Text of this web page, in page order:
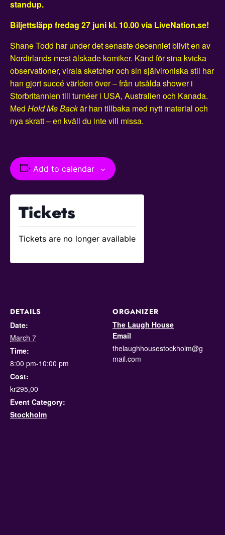
standup.
Biljettsläpp fredag 27 juni kl. 10.00 via LiveNation.se!
Shane Todd har under det senaste decenniet blivit en av
Nordirlands mest älskade komiker. Känd för sina kvicka
observationer, virala sketcher och sin självironiska stil har
han gjort succé världen över – från utsålda shower i
Storbritannien till turnéer i USA, Australien och Kanada.
Med Hold Me Backär han tillbaka med nytt material och
nya skratt – en kväll du inte vill missa.
Add to calendar
DETAILS
Date:
March 7
Time:
8:00 pm-10:00 pm
Cost:
kr295,00
Event Category:
Stockholm
ORGANIZER
The Laugh House
Email
thelaughhousestockholm@g
mail.com
Tickets
Tickets are no longer available